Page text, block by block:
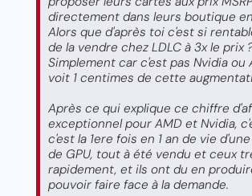
directement dans leurs boutique
Alors que d'après toi c'est si
de la vendre chez LDLC à 3x le prix
Simplement car c'est pas Nvidia ou
voit 1 centimes de cette
Après ce qui explique ce chiffre
exceptionnel pour AMD et Nvidia,
c'est la 1ere fois en 1 an de vie
de GPU, tout à été vendu et ceux
rapidement, et ils ont du en
pouvoir faire face à la demande.